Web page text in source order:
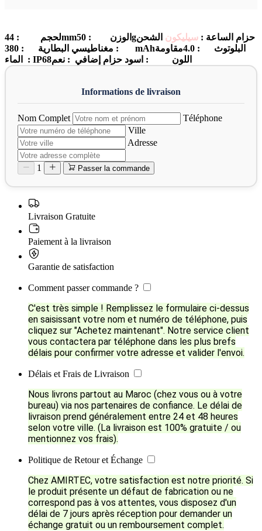
لحجم : 44mmالوزن : 50gحزام الساعة : سيليكون الشحن
: مغناطيسي البطارية : 380mAhالبلوتوث : 4.0مقاومة
الماء : IP68اللون : اسود حزام إضافي : نعم
Nom Complet
Téléphone
Ville
Adresse
1 Passer la commande
Livraison Gratuite
Paiement à la livraison
Garantie de satisfaction
Comment passer commande ?
C'est très simple ! Remplissez le formulaire ci-dessus
en saisissant votre nom et numéro de téléphone, puis
cliquez sur "Achetez maintenant". Notre service client
vous contactera par téléphone dans les plus brefs
délais pour confirmer votre adresse et valider l'envoi.
Délais et Frais de Livraison
Nous livrons partout au Maroc (chez vous ou à votre
bureau) via nos partenaires de confiance. Le délai de
livraison prend généralement entre 24 et 48 heures
selon votre ville. (La livraison est 100% gratuite / ou
mentionnez vos frais).
Politique de Retour et Échange
Chez AMIRTEC, votre satisfaction est notre priorité. Si
le produit présente un défaut de fabrication ou ne
correspond pas à vos attentes, vous disposez d'un
délai de 7 jours après réception pour demander un
échange gratuit ou un remboursement complet.